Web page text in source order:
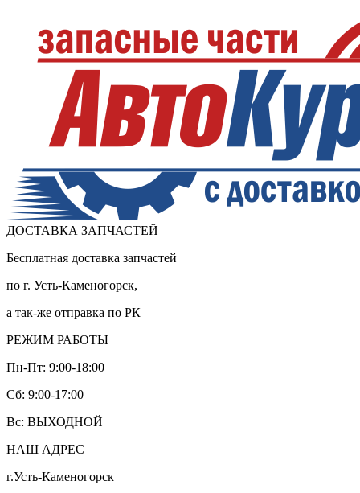
ДОСТАВКА ЗАПЧАСТЕЙ
Бесплатная доставка запчастей
по г. Усть-Каменогорск,
а так-же отправка по РК
РЕЖИМ РАБОТЫ
Пн-Пт: 9:00-18:00
Cб: 9:00-17:00
Вс: ВЫХОДНОЙ
НАШ АДРЕС
г.Усть-Каменогорск